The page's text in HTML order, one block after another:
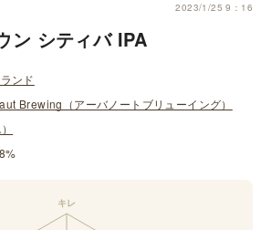
2023/1/25 9：16
ン シティバ IPA
ンド
Brewing（アーバノートブリューイング）